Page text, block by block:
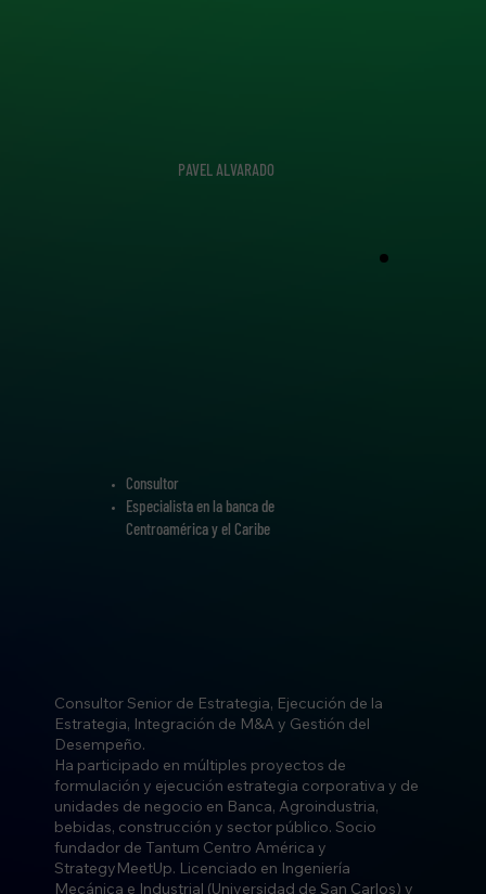
PAVEL ALVARADO
Consultor
Especialista en la banca de
Centroamérica y el Caribe
Consultor Senior de Estrategia, Ejecución de la
Estrategia, Integración de M&A y Gestión del
Desempeño.
Ha participado en múltiples proyectos de
formulación y ejecución estrategia corporativa y de
unidades de negocio en Banca, Agroindustria,
bebidas, construcción y sector público. Socio
fundador de Tantum Centro América y
StrategyMeetUp. Licenciado en Ingeniería
Mecánica e Industrial (Universidad de San Carlos) y